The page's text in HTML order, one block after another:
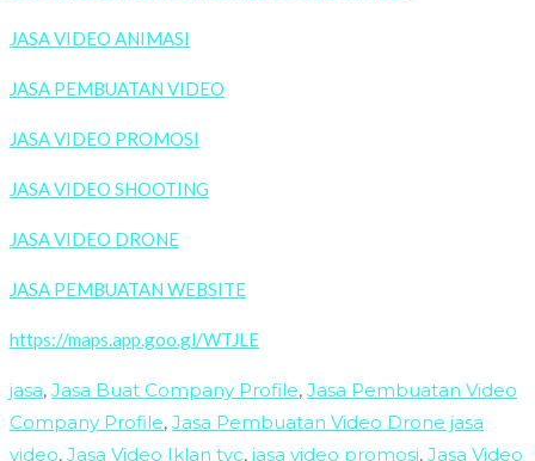
JASA VIDEO ANIMASI
JASA PEMBUATAN VIDEO
JASA VIDEO PROMOSI
JASA VIDEO SHOOTING
JASA VIDEO DRONE
JASA PEMBUATAN WEBSITE
https://maps.app.goo.gl/WTJLE
jasa, Jasa Buat Company Profile, Jasa Pembuatan Video
Company Profile, Jasa Pembuatan Video Drone jasa
video, Jasa Video Iklan tvc, jasa video promosi, Jasa Video